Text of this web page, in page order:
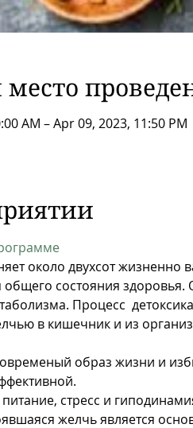
AM – Apr 09, 2023, 11:50 PM
около двухсот жизненно
состояния здоровья.
Процесс
в кишечник и из
образ жизни и
стресс и
желчь является